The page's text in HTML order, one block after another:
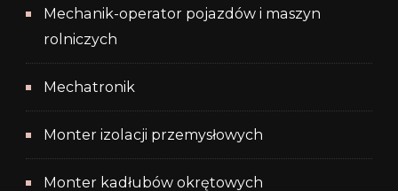
Mechanik-operator pojazdów i maszyn
rolniczych
Mechatronik
Monter izolacji przemysłowych
Monter kadłubów okrętowych